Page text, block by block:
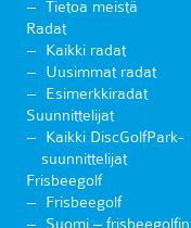
Tietoa meistä
Radat
Kaikki radat
Uusimmat radat
Esimerkkiradat
Suunnittelijat
Kaikki DiscGolfPark-
suunnittelijat
Frisbeegolf
Frisbeegolf
Suomi – frisbeegolfin